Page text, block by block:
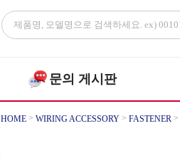
문의 게시판
HOME > WIRING ACCESSORY > FASTENER >